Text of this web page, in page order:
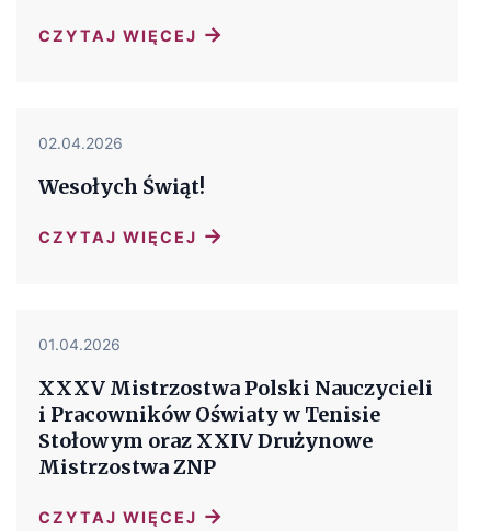
CZYTAJ WIĘCEJ →
02.04.2026
Wesołych Świąt!
CZYTAJ WIĘCEJ →
01.04.2026
XXXV Mistrzostwa Polski Nauczycieli
i Pracowników Oświaty w Tenisie
Stołowym oraz XXIV Drużynowe
Mistrzostwa ZNP
CZYTAJ WIĘCEJ →